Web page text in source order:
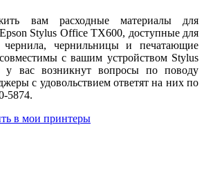
вам расходные материалы для
Stylus Office TX600, доступные для
чернила, чернильницы и печатающие
с вашим устройством Stylus
вас возникнут вопросы по поводу
с удовольствием ответят на них по
5874.
в мои принтеры